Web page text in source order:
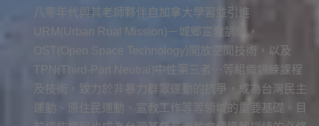
八零年代與其老師夥伴自加拿大學習並引進
URM(Urban Rual Mission)－城鄉宣教訓練，
OST(Open Space Technology)開放空間技術，以及
TPN(Third-Part Neutral)中性第三者⋯等組織訓練課程
及技術，致力於非暴力群眾運動的抗爭，成為台灣民主
運動、原住民運動、宣教工作等等領域的重要基礎。目